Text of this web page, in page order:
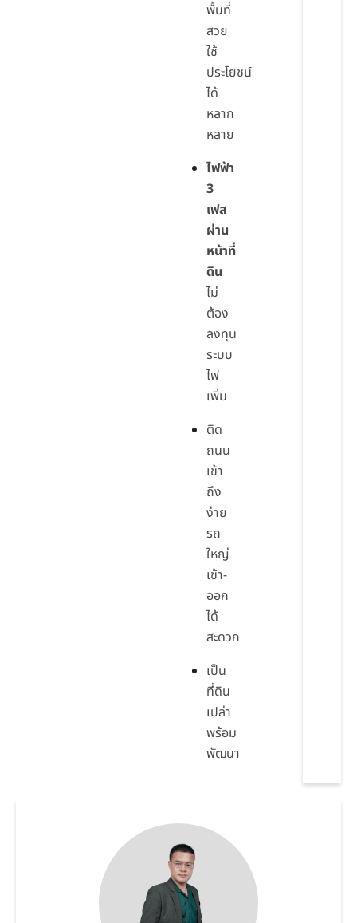
พื้นที่
สวย
ใช้
ประโยชน์
ได้
หลาก
หลาย
ไฟฟ้า
3
เฟส
ผ่าน
หน้าที่
ดิน
ไม่
ต้อง
ลงทุน
ระบบ
ไฟ
เพิ่ม
ติด
ถนน
เข้า
ถึง
ง่าย
รถ
ใหญ่
เข้า-
ออก
ได้
สะดวก
เป็น
ที่ดิน
เปล่า
พร้อม
พัฒนา